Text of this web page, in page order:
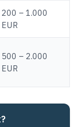
200 – 1.000
EUR
500 – 2.000
EUR